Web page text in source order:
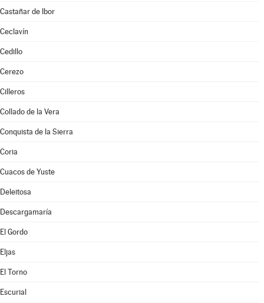
Castañar de Ibor
Ceclavín
Cedillo
Cerezo
Cilleros
Collado de la Vera
Conquista de la Sierra
Coria
Cuacos de Yuste
Deleitosa
Descargamaría
El Gordo
Eljas
El Torno
Escurial